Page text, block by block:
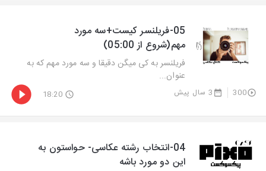
05-فریلنسر کیست+سه مورد
مهم(شروع از 05:00)
فریلنسر به کی میگن دقیقا و سه مورد مهم که به
عنوان...
300 3 سال پیش 18:20
04-انتخاب رشته عکاسی- حواستون به
این دو مورد باشه